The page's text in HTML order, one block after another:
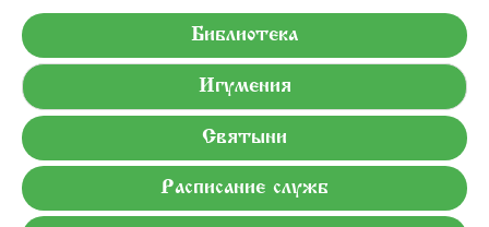
Библиотека
Игумения
Святыни
Расписание служб